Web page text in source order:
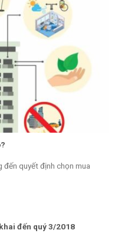
đến quyết định chọn mua
đến quý 3/2018